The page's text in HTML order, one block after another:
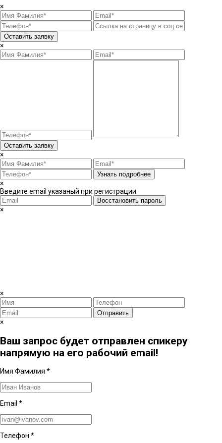
×
Оставить заявку
×
Оставить заявку
×
Узнать подробнее
×
Введите email указаный при регистрации
Восстановить пароль
×
×
Отправить
×
Ваш запрос будет отправлен спикеру
напрямую на его рабочий email!
Имя Фамилия *
Email *
Телефон *